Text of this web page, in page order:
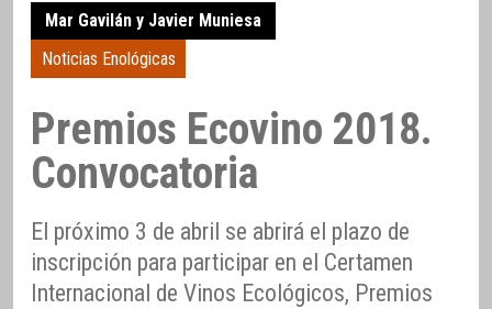
Mar Gavilán y Javier Muniesa
Noticias Enológicas
Premios Ecovino 2018.
Convocatoria
El próximo 3 de abril se abrirá el plazo de
inscripción para participar en el Certamen
Internacional de Vinos Ecológicos, Premios